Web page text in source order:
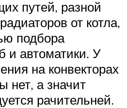
путей, разной
от котла,
подбора
и автоматики. У
на конвекторах
нет, а значит
рачительней.